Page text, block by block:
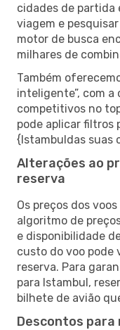
cidades de partida
viagem e
motor de busca
milhares de
Também
inteligente”, com a
competitivos no
pode aplicar filtros
{Istambuldas suas
Alterações ao
reserva
Os preços dos
algoritmo de
e disponibilidade
custo do voo pode
reserva. Para
para Istambul,
bilhete de avião
Descontos para